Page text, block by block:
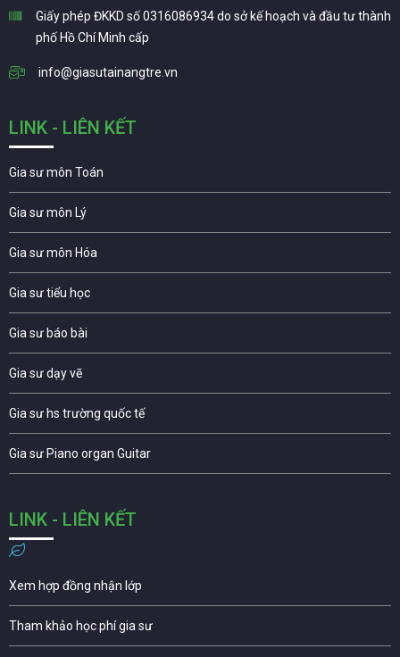
Giấy phép ĐKKD số 0316086934 do sở kế hoạch và đầu tư thành
phố Hồ Chí Minh cấp
info@giasutainangtre.vn
LINK - LIÊN KẾT
Gia sư môn Toán
Gia sư môn Lý
Gia sư môn Hóa
Gia sư tiểu học
Gia sư báo bài
Gia sư dạy vẽ
Gia sư hs trường quốc tế
Gia sư Piano organ Guitar
LINK - LIÊN KẾT
Xem hợp đồng nhận lớp
Tham khảo học phí gia sư